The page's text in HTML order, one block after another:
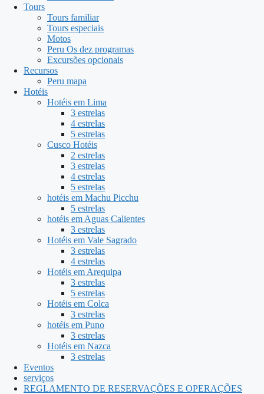
Tours
Tours familiar
Tours especiais
Motos
Peru Os dez programas
Excursões opcionais
Recursos
Peru mapa
Hotéis
Hotéis em Lima
3 estrelas
4 estrelas
5 estrelas
Cusco Hotéis
2 estrelas
3 estrelas
4 estrelas
5 estrelas
hotéis em Machu Picchu
5 estrelas
hotéis em Aguas Calientes
3 estrelas
Hotéis em Vale Sagrado
3 estrelas
4 estrelas
Hotéis em Arequipa
3 estrelas
5 estrelas
Hotéis em Colca
3 estrelas
hotéis em Puno
3 estrelas
Hotéis em Nazca
3 estrelas
Eventos
serviços
REGLAMENTO DE RESERVAÇÕES E OPERAÇÕES